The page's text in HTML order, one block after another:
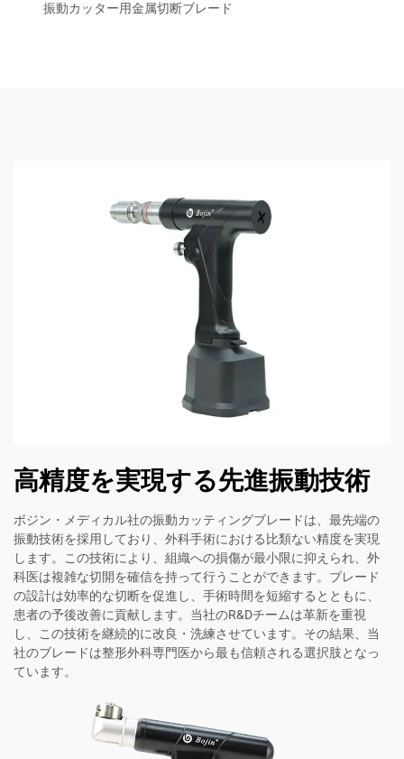
振動カッター用金属切断ブレード
高精度を実現する先進振動技術
ボジン・メディカル社の振動カッティングブレードは、最先端の
振動技術を採用しており、外科手術における比類ない精度を実現
します。この技術により、組織への損傷が最小限に抑えられ、外
科医は複雑な切開を確信を持って行うことができます。ブレード
の設計は効率的な切断を促進し、手術時間を短縮するとともに、
患者の予後改善に貢献します。当社のR&Dチームは革新を重視
し、この技術を継続的に改良・洗練させています。その結果、当
社のブレードは整形外科専門医から最も信頼される選択肢となっ
ています。